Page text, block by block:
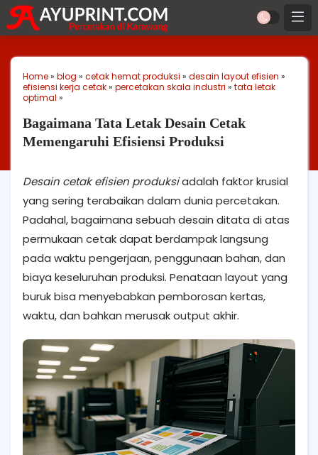
Home» blog » cetak hemat produksi » desain layout efisien »
efisiensi kerja cetak» percetakan skala industri » tata letak
optimal »
Bagaimana Tata Letak Desain Cetak
Memengaruhi Efisiensi Produksi
Desain cetak efisien produksiadalah faktor krusial
yang sering terabaikan dalam dunia percetakan.
Padahal, bagaimana sebuah desain ditata di atas
permukaan cetak dapat berdampak langsung
pada waktu pengerjaan, penggunaan bahan, dan
biaya keseluruhan produksi. Penataan layout yang
buruk bisa menyebabkan pemborosan kertas,
waktu, dan bahkan merusak output akhir.